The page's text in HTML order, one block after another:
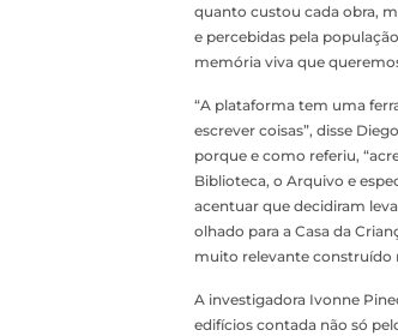
quanto custou cada obra,
e percebidas pela
memória viva que
“A plataforma tem uma
escrever coisas”, disse
porque e como referiu,
Biblioteca, o Arquivo e
acentuar que decidiram
olhado para a Casa da
muito relevante construído
A investigadora Ivonne
edifícios contada não só